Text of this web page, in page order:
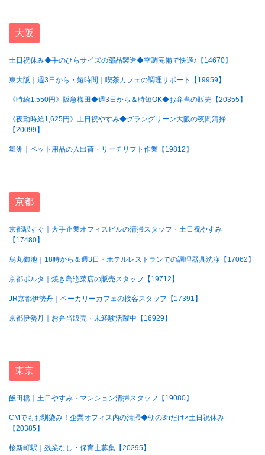
大阪
土日祝休み◆手のひらサイズの部品製造◆空調完備で快適♪【14670】
東大阪｜週3日から・短時間｜喫茶カフェの調理サポート【19959】
《時給1,550円》阪急梅田◆週3日から＆時短OK◆お弁当の販売【20355】
《夜勤時給1,625円》土日祝やすみ◆グラングリーン大阪の夜間清掃
【20099】
舞洲｜ペット用品の入出荷・リーチリフト作業【19812】
京都
京都駅すぐ｜大手企業オフィスビルの清掃スタッフ・土日祝やすみ
【17480】
烏丸御池｜18時から＆週3日・ホテルレストランでの調理器具洗浄【17062】
京都ポルタ｜焼き鳥惣菜店の販売スタッフ【19712】
JR京都伊勢丹｜ベーカリーカフェの接客スタッフ【17391】
京都伊勢丹｜お弁当販売・未経験活躍中【16929】
東京
飯田橋｜土日やすみ・マンション清掃スタッフ【19080】
CMでもお馴染み！企業オフィス内の清掃◆朝の3hだけ×土日祝休み
【20385】
桜新町駅｜残業なし・保育士募集【20295】